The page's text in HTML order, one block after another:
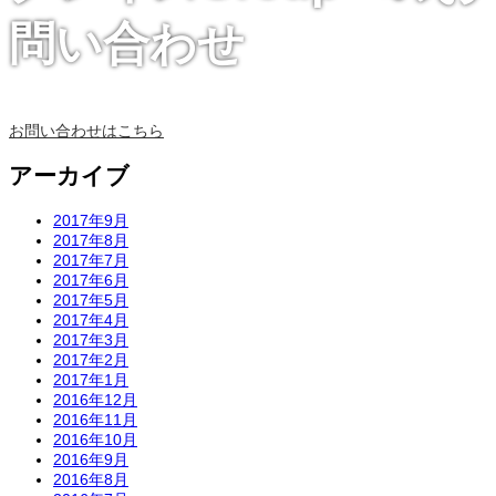
問い合わせ
お問い合わせはこちら
アーカイブ
2017年9月
2017年8月
2017年7月
2017年6月
2017年5月
2017年4月
2017年3月
2017年2月
2017年1月
2016年12月
2016年11月
2016年10月
2016年9月
2016年8月